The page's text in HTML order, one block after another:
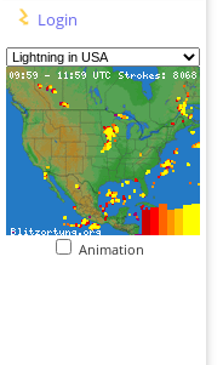
Login
Animation